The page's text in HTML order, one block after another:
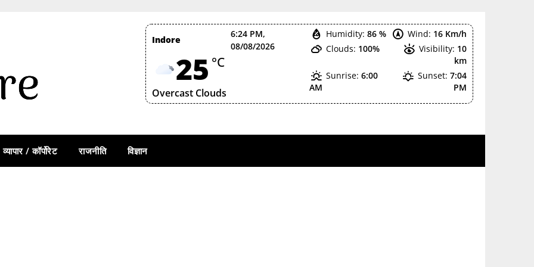
Indore
6:24 PM,
08/08/2026
25 °C
Overcast Clouds
Humidity: 86 % Wind: 16 Km/h
Clouds: 100% Visibility: 10
km
Sunrise: 6:00
AM
Sunset: 7:04
PM
व्यापार / कॉर्पोरेट राजनीति विज्ञान